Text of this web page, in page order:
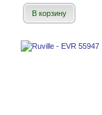
В корзину